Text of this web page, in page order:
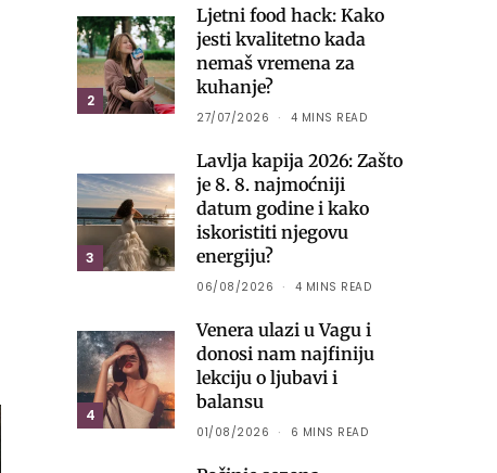
2
Ljetni food hack: Kako
jesti kvalitetno kada
nemaš vremena za
kuhanje?
27/07/2026 4 MINS READ
3
Lavlja kapija 2026: Zašto
je 8. 8. najmoćniji
datum godine i kako
iskoristiti njegovu
energiju?
06/08/2026 4 MINS READ
4
Venera ulazi u Vagu i
donosi nam najfiniju
lekciju o ljubavi i
balansu
01/08/2026 6 MINS READ